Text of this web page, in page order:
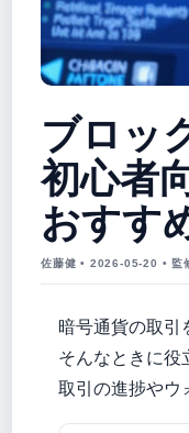
ブロッ
初心者
おすす
佐藤健 • 2026-05-20 • 監
暗号通貨の取引
そんなときに役
取引の進捗やウ